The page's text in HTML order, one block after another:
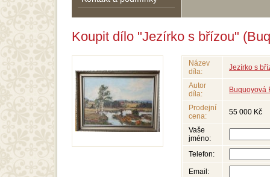
Koupit dílo "Jezírko s břízou"
Název
díla:
Jezírko s
Autor
díla:
Buquoyová
Prodejní
cena:
55 000 Kč
Vaše
jméno:
Telefon:
Email: